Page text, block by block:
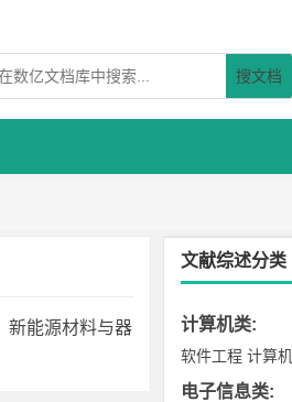
搜文档
新能源材料与器
文献综述分类
计算机类:
软件工程 计算
电子信息类: